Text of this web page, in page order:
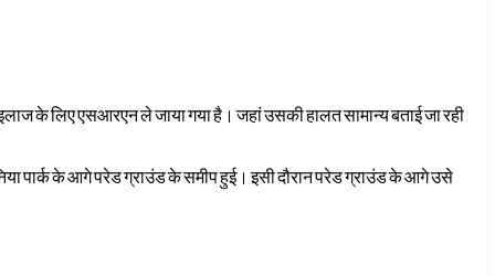
के लिए एसआरएन ले जाया गया है। जहां उसकी हालत सामान्य बताई जा रही
पार्क के आगे परेड ग्राउंड के समीप हुई। इसी दौरान परेड ग्राउंड के आगे उसे